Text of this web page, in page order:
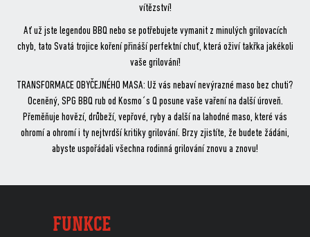
vítězství!
Ať už jste legendou BBQ nebo se potřebujete vymanit z minulých grilovacích
chyb, tato Svatá trojice koření přináší perfektní chuť, která oživí takřka jakékoli
vaše grilování!
TRANSFORMACE OBYČEJNÉHO MASA: Už vás nebaví nevýrazné maso bez chuti?
Oceněný, SPG BBQ rub od Kosmo´s Q posune vaše vaření na další úroveň.
Přeměňuje hovězí, drůbeží, vepřové, ryby a další na lahodné maso, které vás
ohromí a ohromí i ty nejtvrdší kritiky grilování. Brzy zjistíte, že budete žádáni,
abyste uspořádali všechna rodinná grilování znovu a znovu!
FUNKCE